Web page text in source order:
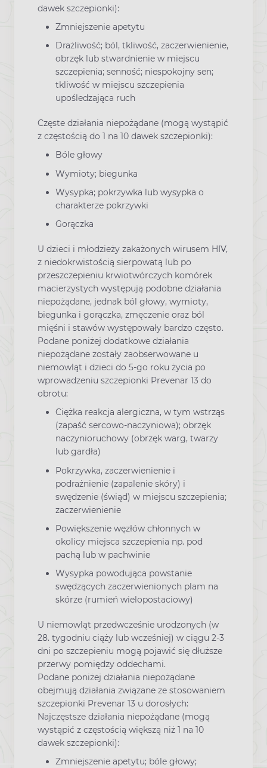
dawek szczepionki):
Zmniejszenie apetytu
Drażliwość; ból, tkliwość, zaczerwienienie,
obrzęk lub stwardnienie w miejscu
szczepienia; senność; niespokojny sen;
tkliwość w miejscu szczepienia
upośledzająca ruch
Częste działania niepożądane (mogą wystąpić
z częstością do 1 na 10 dawek szczepionki):
Bóle głowy
Wymioty; biegunka
Wysypka; pokrzywka lub wysypka o
charakterze pokrzywki
Gorączka
U dzieci i młodzieży zakażonych wirusem HIV,
z niedokrwistością sierpowatą lub po
przeszczepieniu krwiotwórczych komórek
macierzystych występują podobne działania
niepożądane, jednak ból głowy, wymioty,
biegunka i gorączka, zmęczenie oraz ból
mięśni i stawów występowały bardzo często.
Podane poniżej dodatkowe działania
niepożądane zostały zaobserwowane u
niemowląt i dzieci do 5-go roku życia po
wprowadzeniu szczepionki Prevenar 13 do
obrotu:
Ciężka reakcja alergiczna, w tym wstrząs
(zapaść sercowo-naczyniowa); obrzęk
naczynioruchowy (obrzęk warg, twarzy
lub gardła)
Pokrzywka, zaczerwienienie i
podrażnienie (zapalenie skóry) i
swędzenie (świąd) w miejscu szczepienia;
zaczerwienienie
Powiększenie węzłów chłonnych w
okolicy miejsca szczepienia np. pod
pachą lub w pachwinie
Wysypka powodująca powstanie
swędzących zaczerwienionych plam na
skórze (rumień wielopostaciowy)
U niemowląt przedwcześnie urodzonych (w
28. tygodniu ciąży lub wcześniej) w ciągu 2-3
dni po szczepieniu mogą pojawić się dłuższe
przerwy pomiędzy oddechami.
Podane poniżej działania niepożądane
obejmują działania związane ze stosowaniem
szczepionki Prevenar 13 u dorosłych:
Najczęstsze działania niepożądane (mogą
wystąpić z częstością większą niż 1 na 10
dawek szczepionki):
Zmniejszenie apetytu; bóle głowy;